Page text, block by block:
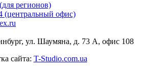
регионов)
(центральный офис)
ул. Шаумяна, д. 73 А, офис 108
сайта: T-Studio.com.ua